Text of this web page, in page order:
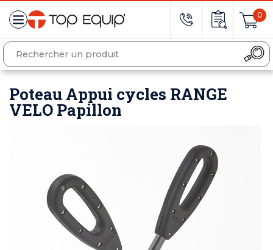
0
Poteau Appui cycles RANGE
VELO Papillon